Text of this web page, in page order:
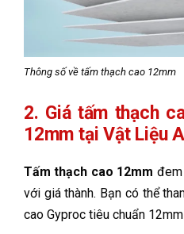
Thông số về tấm thạch cao 12mm
2. Giá tấm thạch
12mm tại Vật Liệu
Tấm thạch cao 12mm
với giá thành. Bạn có thể
cao Gyproc tiêu chuẩn